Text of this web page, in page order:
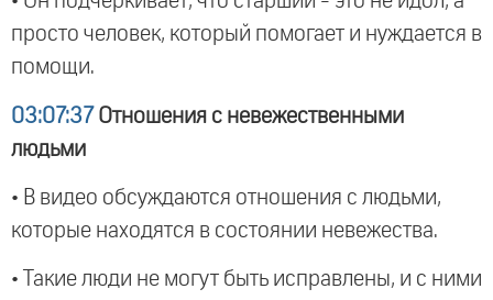
просто человек, который помогает и нуждается в
помощи.
03:07:37 Отношения с невежественными
людьми
• В видео обсуждаются отношения с людьми,
которые находятся в состоянии невежества.
• Такие люди не могут быть исправлены, и с ними